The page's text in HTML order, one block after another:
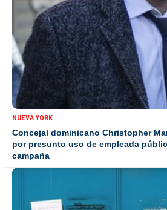
NUEVA YORK
Concejal dominicano Christopher
por presunto uso de empleada
campaña